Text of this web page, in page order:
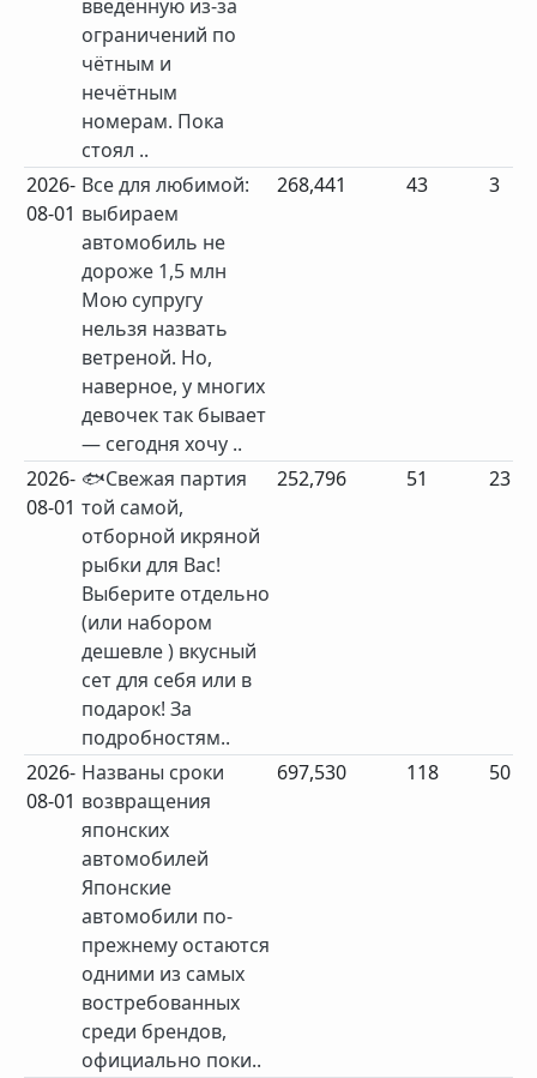
введённую из-за
ограничений по
чётным и
нечётным
номерам. Пока
стоял ..
2026-
08-01
Все для любимой:
выбираем
автомобиль не
дороже 1,5 млн
Мою супругу
нельзя назвать
ветреной. Но,
наверное, у многих
девочек так бывает
— сегодня хочу ..
268,441 43 3
2026-
08-01
🐟Свежая партия
той самой,
отборной икряной
рыбки для Вас!
Выберите отдельно
(или набором
дешевле ) вкусный
сет для себя или в
подарок! За
подробностям..
252,796 51 23
2026-
08-01
Названы сроки
возвращения
японских
автомобилей
Японские
автомобили по-
прежнему остаются
одними из самых
востребованных
среди брендов,
официально поки..
697,530 118 50